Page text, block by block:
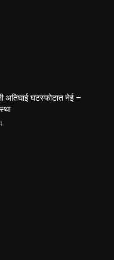
अतिघाई घटस्फोटात नेई –